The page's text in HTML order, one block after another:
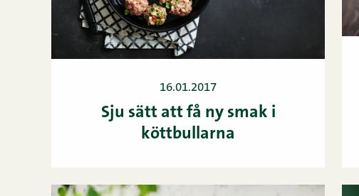
16.01.2017
Sju sätt att få ny smak i
köttbullarna